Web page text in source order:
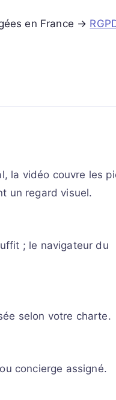
en France →
la vidéo couvre les
un regard visuel.
; le navigateur du
selon votre charte.
concierge assigné.